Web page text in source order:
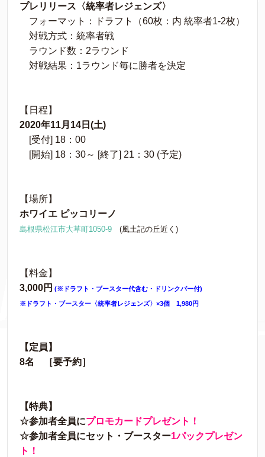
プレリリース〈統率者レジェンズ〉
フォーマット：ドラフト（60枚：内 統率者1-2枚）
対戦方式：統率者戦
ラウンド数：2ラウンド
対戦結果：1ラウンド毎に勝者を決定
【日程】
2020年11月14日(土)
[受付] 18：00
[開始] 18：30～ [終了] 21：30 (予定)
【場所】
ホワイエ ピッコリーノ
島根県松江市大草町1050-9 (風土記の丘近く)
【料金】
3,000円 (※ドラフト・ブースター代含む・ドリンクバー付)
※ドラフト・ブースター〈統率者レジェンズ〉×3個 1,980円
【定員】
8名 ［要予約］
【特典】
☆参加者全員にプロモカードプレゼント！
☆参加者全員にセット・ブースター1パックプレゼン
ト！